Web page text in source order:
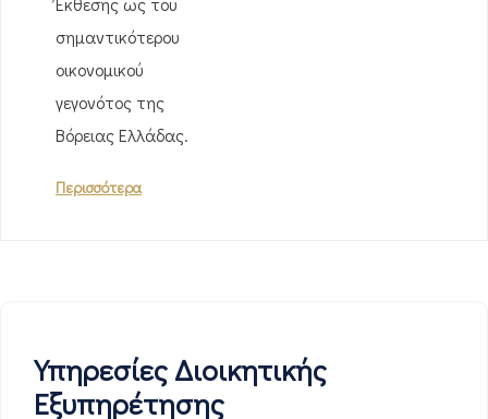
σημαντικότερου
οικονομικού
γεγονότος της
Βόρειας Ελλάδας.
Περισσότερα
Υπηρεσίες Διοικητικής
Εξυπηρέτησης